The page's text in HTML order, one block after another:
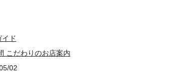
すてきなカフェを紹介します。◇◆◇ 主な目次 ◇◆◇☆
Café Ano Basho＊ THE HOUSE＊ フレンチ食堂＆
ド
こだわりのお店案内
02